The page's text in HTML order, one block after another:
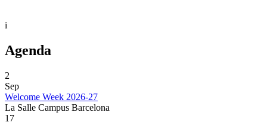
i
Agenda
2
Sep
Welcome Week 2026-27
La Salle Campus Barcelona
17